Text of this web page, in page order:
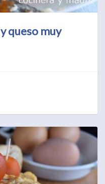
queso muy